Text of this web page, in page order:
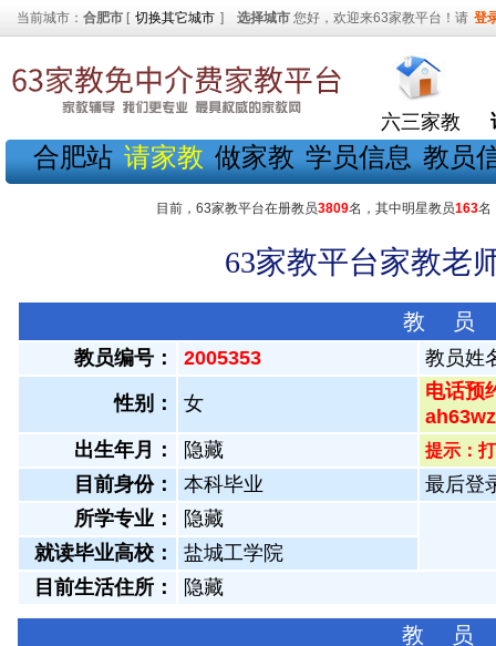
当前城市： 合肥市 [ 切换其它城市 ] 选择城市 您好，欢迎来63家教平台！请 登
六三家教
合肥站 请家教 做家教 学员信息 教员
目前，63家教平台在册教员3809名，其中明星教员163名
63家教平台家教老
教 员
教员编号： 2005353 教员姓
性别： 女
电话预
出生年月：
隐藏 提示：
目前身份： 本科毕业
最后登
所学专业：
隐藏
就读毕业高校：
盐城工学院
目前生活住所：
隐藏
教 员